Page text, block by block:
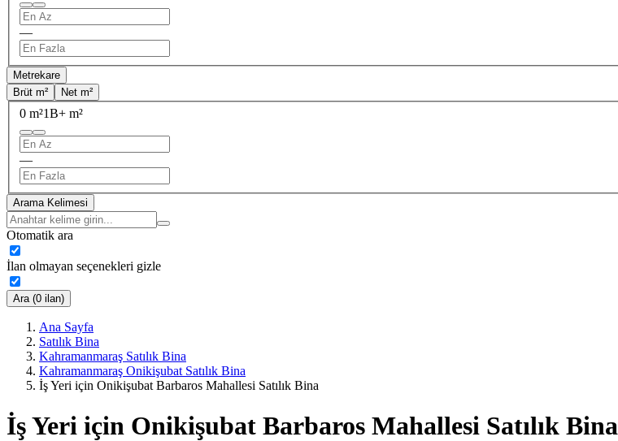
—
Metrekare
Brüt m²
Net m²
0 m²1B+ m²
—
Arama Kelimesi
Otomatik ara
İlan olmayan seçenekleri gizle
Ara (0 ilan)
Ana Sayfa
Satılık Bina
Kahramanmaraş Satılık Bina
Kahramanmaraş Onikişubat Satılık Bina
İş Yeri için Onikişubat Barbaros Mahallesi Satılık Bina
İş Yeri için Onikişubat Barbaros Mahallesi Satılık Bina